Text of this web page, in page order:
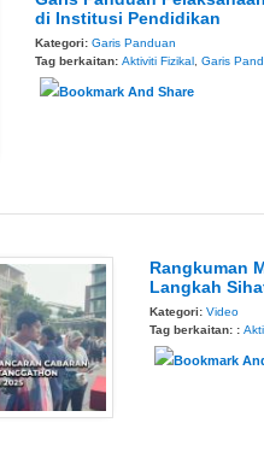
di Institusi Pendidikan
Kategori: Garis Panduan
Tag berkaitan: Aktiviti Fizikal, Garis
Rangkuman
Langkah
Kategori: Video
Tag berkaitan: :